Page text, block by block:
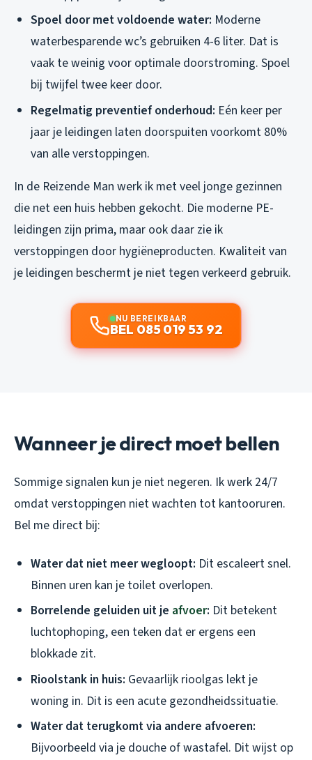
Spoel door met voldoende water: Moderne
waterbesparende wc’s gebruiken 4-6 liter. Dat is
vaak te weinig voor optimale doorstroming. Spoel
bij twijfel twee keer door.
Regelmatig preventief onderhoud: Eén keer per
jaar je leidingen laten doorspuiten voorkomt 80%
van alle verstoppingen.
In de Reizende Man werk ik met veel jonge gezinnen
die net een huis hebben gekocht. Die moderne PE-
leidingen zijn prima, maar ook daar zie ik
verstoppingen door hygiëneproducten. Kwaliteit van
je leidingen beschermt je niet tegen verkeerd gebruik.
NU BEREIKBAAR
BEL 085 019 53 92
Wanneer je direct moet bellen
Sommige signalen kun je niet negeren. Ik werk 24/7
omdat verstoppingen niet wachten tot kantooruren.
Bel me direct bij:
Water dat niet meer wegloopt: Dit escaleert snel.
Binnen uren kan je toilet overlopen.
Borrelende geluiden uit je afvoer: Dit betekent
luchtophoping, een teken dat er ergens een
blokkade zit.
Rioolstank in huis: Gevaarlijk rioolgas lekt je
woning in. Dit is een acute gezondheidssituatie.
Water dat terugkomt via andere afvoeren:
Bijvoorbeeld via je douche of wastafel. Dit wijst op